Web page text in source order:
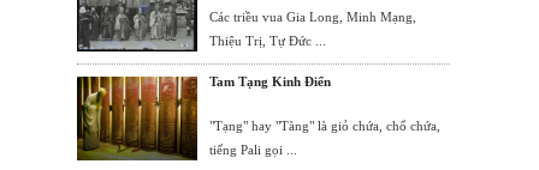
Các triều vua Gia Long, Minh Mạng,
Thiệu Trị, Tự Đức ...
Tam Tạng Kinh Điển
"Tạng" hay "Tàng" là giỏ chứa, chổ chứa,
tiếng Pali gọi ...